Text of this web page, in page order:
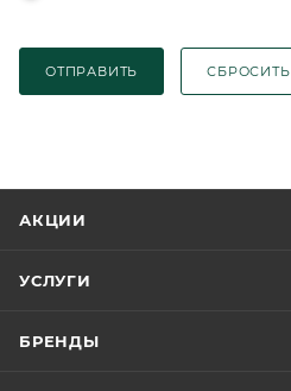
ОТПРАВИТЬ СБРОСИТЬ
АКЦИИ
УСЛУГИ
БРЕНДЫ